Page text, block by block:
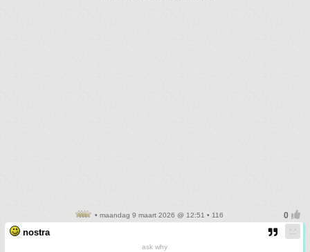
• maandag 9 maart 2026 @ 12:51 • 116
nostra
ask why